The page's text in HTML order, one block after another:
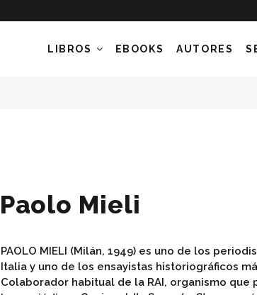
LIBROS EBOOKS AUTORES
Paolo Mieli
PAOLO MIELI (Milán, 1949) es uno de los
Italia y uno de los ensayistas historiográficos
Colaborador habitual de la RAI, organismo que